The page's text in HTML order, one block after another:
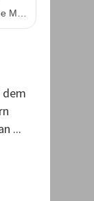
...